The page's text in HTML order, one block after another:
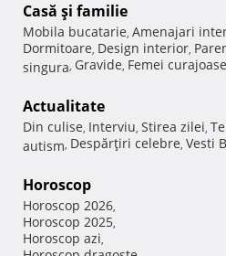
Casă şi familie
Mobila bucatarie, Amenajari
Dormitoare, Design interior,
singura, Gravide, Femei curajoase
Actualitate
Din culise, Interviu, Stirea zilei,
autism, Despărţiri celebre, Vesti
Horoscop
Horoscop 2026,
Horoscop 2025,
Horoscop azi,